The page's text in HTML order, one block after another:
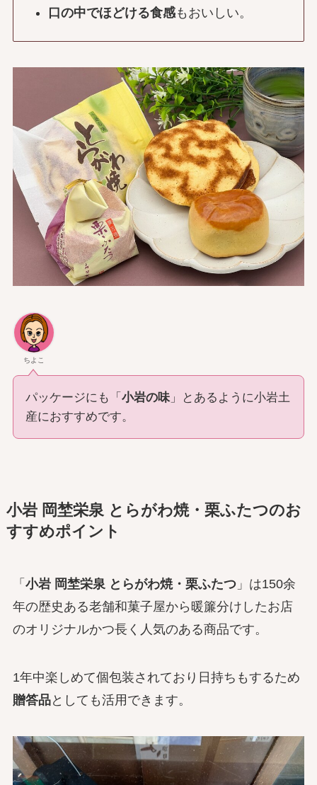
口の中でほどける食感もおいしい。
ちよこ
パッケージにも「 小岩の味」とあるように小岩土
産におすすめです。
小岩 岡埜栄泉 とらがわ焼・栗ふたつのお
すすめポイント
「 小岩 岡埜栄泉 とらがわ焼・栗ふたつ」は150余
年の歴史ある老舗和菓子屋から暖簾分けしたお店
のオリジナルかつ長く人気のある商品です。
1年中楽しめて個包装されており日持ちもするため
贈答品としても活用できます。